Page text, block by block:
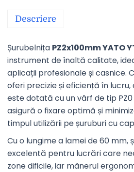
Descriere
Șurubelnița PZ2x100mm YATO
instrument de înaltă calitate,
aplicații profesionale și casnice.
oferi precizie și eficiență în
este dotată cu un vârf de tip
asigură o fixare optimă și
timpul utilizării pe șuruburi cu
Cu o lungime a lamei de 60 mm,
excelentă pentru lucrări care
zone dificile, iar mânerul